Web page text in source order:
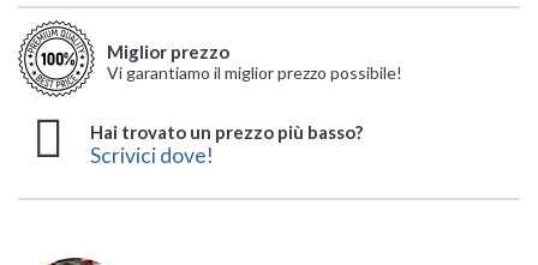
Miglior prezzo
Vi garantiamo il miglior prezzo possibile!
Hai trovato un prezzo più basso?
Scrivici dove!